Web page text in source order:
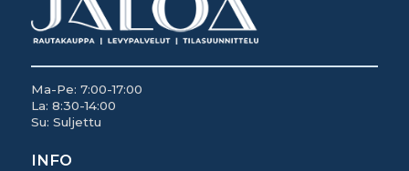
Ma-Pe: 7:00-17:00
La: 8:30-14:00
Su: Suljettu
INFO